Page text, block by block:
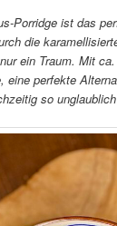
Porridge ist das
die
ein Traum. Mit
eine perfekte
so